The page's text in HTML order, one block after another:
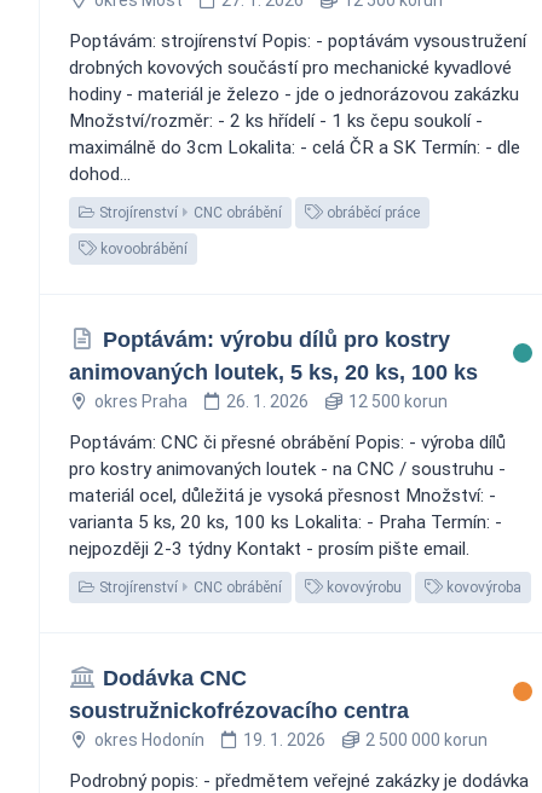
Poptávám: strojírenství Popis: - poptávám vysoustružení
drobných kovových součástí pro mechanické kyvadlové
hodiny - materiál je železo - jde o jednorázovou zakázku
Množství/rozměr: - 2 ks hřídelí - 1 ks čepu soukolí -
maximálně do 3cm Lokalita: - celá ČR a SK Termín: - dle
dohod...
Strojírenství CNC obrábění obráběcí práce
kovoobrábění
Poptávám: výrobu dílů pro kostry
animovaných loutek, 5 ks, 20 ks, 100 ks
okres Praha 26. 1. 2026 12 500 korun
Poptávám: CNC či přesné obrábění Popis: - výroba dílů
pro kostry animovaných loutek - na CNC / soustruhu -
materiál ocel, důležitá je vysoká přesnost Množství: -
varianta 5 ks, 20 ks, 100 ks Lokalita: - Praha Termín: -
nejpozději 2-3 týdny Kontakt - prosím pište email.
Strojírenství CNC obrábění kovovýrobu kovovýroba
Dodávka CNC
soustružnickofrézovacího centra
okres Hodonín 19. 1. 2026 2 500 000 korun
Podrobný popis: - předmětem veřejné zakázky je dodávka